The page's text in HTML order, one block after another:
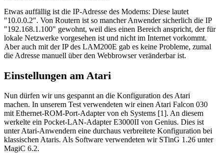
Etwas auffällig ist die IP-Adresse des Modems: Diese lautet
"10.0.0.2". Von Routern ist so mancher Anwender sicherlich die IP
"192.168.1.100" gewohnt, weil dies einen Bereich anspricht, der für
lokale Netzwerke vorgesehen ist und nicht im Internet vorkommt.
Aber auch mit der IP des LAM200E gab es keine Probleme, zumal
die Adresse manuell über den Webbrowser veränderbar ist.
Einstellungen am Atari
Nun dürfen wir uns gespannt an die Konfiguration des Atari
machen. In unserem Test verwendeten wir einen Atari Falcon 030
mit Ethernet-ROM-Port-Adapter von eh Systems [1]. An diesem
werkelte ein Pocket-LAN-Adapter E3000II von Genius. Dies ist
unter Atari-Anwendern eine durchaus verbreitete Konfiguration bei
klassischen Ataris. Als Software verwendeten wir STinG 1.26 unter
MagiC 6.2.